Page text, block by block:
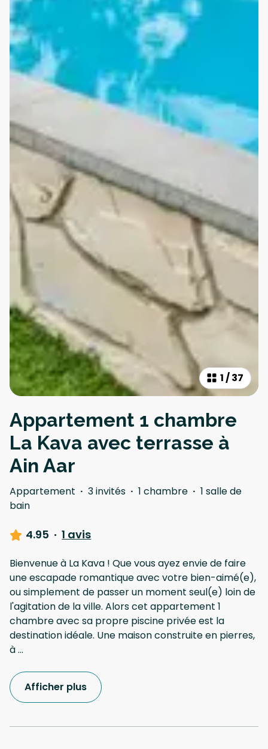
1/37
Appartement 1 chambre
La Kava avec terrasse à
Ain Aar
Appartement · 3 invités · 1 chambre · 1 salle de
bain
4.95 · 1 avis
Bienvenue à La Kava ! Que vous ayez envie de faire
une escapade romantique avec votre bien-aimé(e),
ou simplement de passer un moment seul(e) loin de
l'agitation de la ville. Alors cet appartement 1
chambre avec sa propre piscine privée est la
destination idéale. Une maison construite en pierres,
à...
Afficher plus